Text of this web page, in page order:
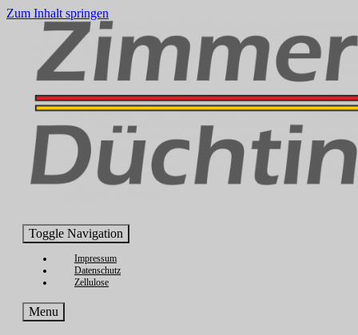
Inhalt
springen
Zum Inhalt springen
Toggle Navigation
Impressum
Datenschutz
Zellulose
Menu